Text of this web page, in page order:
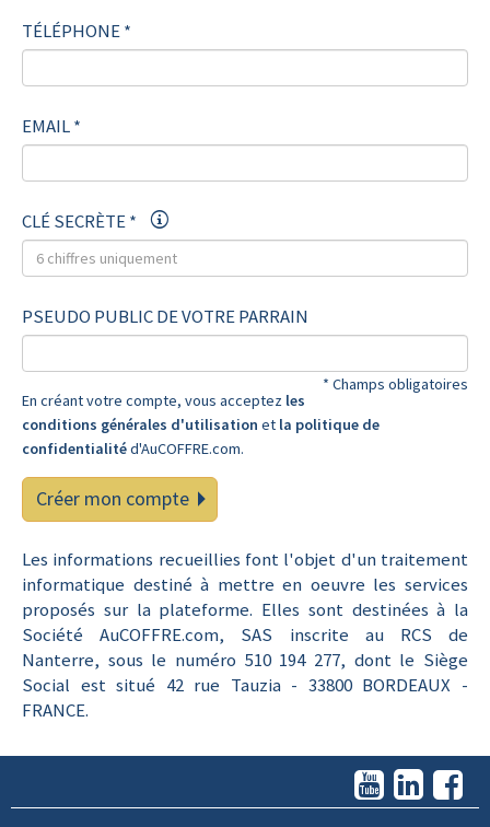
TÉLÉPHONE *
EMAIL *
CLÉ SECRÈTE *
PSEUDO PUBLIC DE VOTRE PARRAIN
* Champs obligatoires
En créant votre compte, vous acceptez les
conditions générales d'utilisation et la politique de
confidentialitéd'AuCOFFRE.com.
Créer mon compte
Les informations recueillies font l'objet d'un traitement
informatique destiné à mettre en oeuvre les services
proposés sur la plateforme. Elles sont destinées à la
Société AuCOFFRE.com, SAS inscrite au RCS de
Nanterre, sous le numéro 510 194 277, dont le Siège
Social est situé 42 rue Tauzia - 33800 BORDEAUX -
FRANCE.